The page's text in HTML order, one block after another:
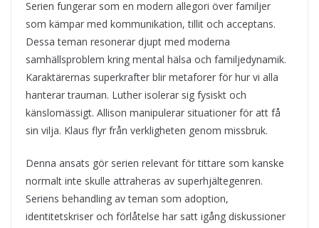
Serien fungerar som en modern allegori över familjer
som kämpar med kommunikation, tillit och acceptans.
Dessa teman resonerar djupt med moderna
samhällsproblem kring mental hälsa och familjedynamik.
Karaktärernas superkrafter blir metaforer för hur vi alla
hanterar trauman. Luther isolerar sig fysiskt och
känslomässigt. Allison manipulerar situationer för att få
sin vilja. Klaus flyr från verkligheten genom missbruk.
Denna ansats gör serien relevant för tittare som kanske
normalt inte skulle attraheras av superhjältegenren.
Seriens behandling av teman som adoption,
identitetskriser och förlåtelse har satt igång diskussioner